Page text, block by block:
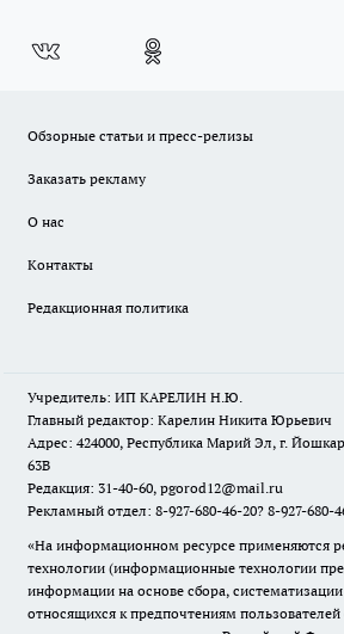
Обзорные статьи и пресс-релизы
Заказать рекламу
О нас
Контакты
Редакционная политика
Учредитель: ИП КАРЕЛИН Н.Ю.
Главный редактор: Карелин Никита Юрьевич
Адрес: 424000, Республика Марий Эл, г.
63В
Редакция: 31-40-60, pgorod12@mail.ru
Рекламный отдел: 8-927-680-46-20? 8-927-680-
«На информационном ресурсе применяются
технологии (информационные технологии
информации на основе сбора,
относящихся к предпочтениям